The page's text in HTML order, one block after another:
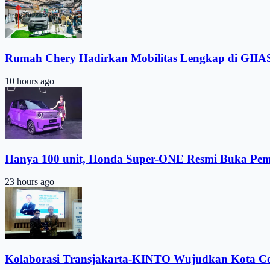
Rumah Chery Hadirkan Mobilitas Lengkap di
10 hours ago
Hanya 100 unit, Honda Super-ONE Resmi Buka
23 hours ago
Kolaborasi Transjakarta-KINTO Wujudkan Kota